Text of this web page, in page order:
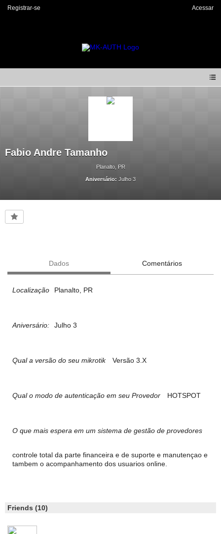
Registrar-se Acessar
Fabio Andre Tamanho
Planalto, PR
Aniversário: Julho 3
Dados Comentários
Localização Planalto, PR
Aniversário: Julho 3
Qual a versão do seu mikrotik Versão 3.X
Qual o modo de autenticação em seu Provedor HOTSPOT
O que mais espera em um sistema de gestão de provedores
controle total da parte financeira e de suporte e manutençao e
tambem o acompanhamento dos usuarios online.
Friends (10)